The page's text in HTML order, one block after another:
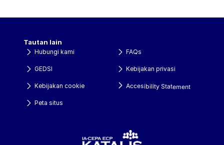
Tautan lain
Hubungi kami FAQs
GEDSI Kebijakan privasi
Kebijakan cookie Accesibility Statement
Peta situs